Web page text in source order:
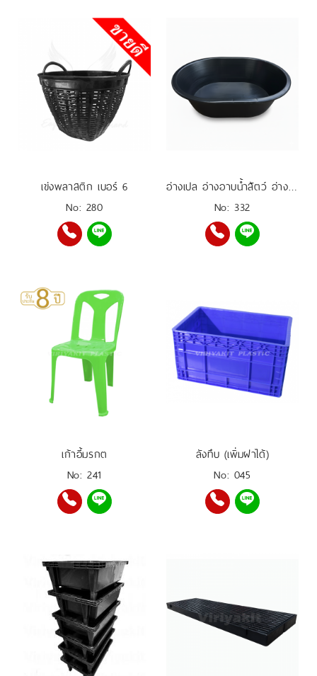
เข่งพลาสติก เบอร์ 6
No: 280
อ่างเปล อ่างอาบน้ำสัตว์ อ่างเลี้ยงปลา อ่างผสมปูน 200 ลิตร
No: 332
เก้าอี้มรกต
No: 241
ลังทึบ (เพิ่มฝาได้)
No: 045